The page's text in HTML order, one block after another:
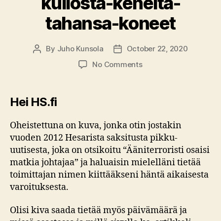
tahansa-koneet
Post
By Juho Kunsola
PostOctober 22, 2020
No Commentson
kaksoisäänet
ts.
kullosta-
keneltä-
tahansa-
Hei HS.fi
Oheistettuna on kuva, jonka otin jostakin
vuoden 2012 Hesarista saksitusta pikku-
uutisesta, joka on otsikoitu “Ääniterroristi osaisi
matkia johtajaa” ja haluaisin mielelläni tietää
toimittajan nimen kiittääkseni häntä aikaisesta
varoituksesta.
Olisi kiva saada tietää myös päivämäärä ja